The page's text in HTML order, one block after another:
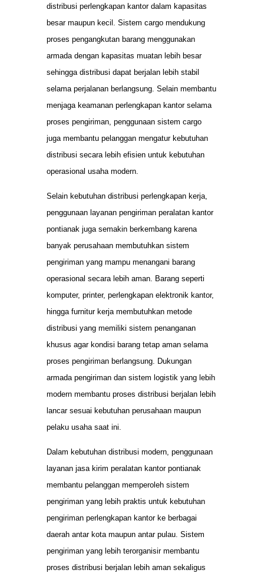
distribusi perlengkapan kantor dalam kapasitas
besar maupun kecil. Sistem cargo mendukung
proses pengangkutan barang menggunakan
armada dengan kapasitas muatan lebih besar
sehingga distribusi dapat berjalan lebih stabil
selama perjalanan berlangsung. Selain membantu
menjaga keamanan perlengkapan kantor selama
proses pengiriman, penggunaan sistem cargo
juga membantu pelanggan mengatur kebutuhan
distribusi secara lebih efisien untuk kebutuhan
operasional usaha modern.
Selain kebutuhan distribusi perlengkapan kerja,
penggunaan layanan pengiriman peralatan kantor
pontianak juga semakin berkembang karena
banyak perusahaan membutuhkan sistem
pengiriman yang mampu menangani barang
operasional secara lebih aman. Barang seperti
komputer, printer, perlengkapan elektronik kantor,
hingga furnitur kerja membutuhkan metode
distribusi yang memiliki sistem penanganan
khusus agar kondisi barang tetap aman selama
proses pengiriman berlangsung. Dukungan
armada pengiriman dan sistem logistik yang lebih
modern membantu proses distribusi berjalan lebih
lancar sesuai kebutuhan perusahaan maupun
pelaku usaha saat ini.
Dalam kebutuhan distribusi modern, penggunaan
layanan jasa kirim peralatan kantor pontianak
membantu pelanggan memperoleh sistem
pengiriman yang lebih praktis untuk kebutuhan
pengiriman perlengkapan kantor ke berbagai
daerah antar kota maupun antar pulau. Sistem
pengiriman yang lebih terorganisir membantu
proses distribusi berjalan lebih aman sekaligus